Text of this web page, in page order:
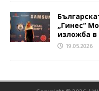
„Гинес“
изложба
19.05.2026